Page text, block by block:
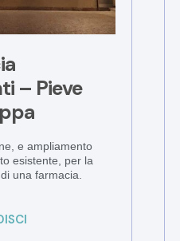
– Pieve
e ampliamento
esistente, per la
una farmacia.